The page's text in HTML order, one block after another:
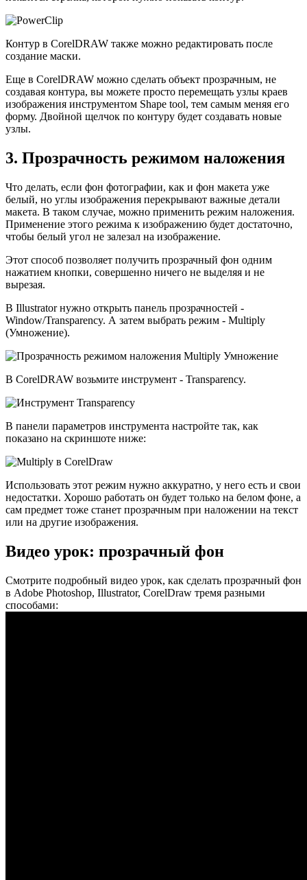
Контур в CorelDRAW также можно редактировать после
создание маски.
Еще в CorelDRAW можно сделать объект прозрачным, не
создавая контура, вы можете просто перемещать узлы краев
изображения инструментом Shape tool, тем самым меняя его
форму. Двойной щелчок по контуру будет создавать новые
узлы.
3. Прозрачность режимом наложения
Что делать, если фон фотографии, как и фон макета уже
белый, но углы изображения перекрывают важные детали
макета. В таком случае, можно применить режим наложения.
Применение этого режима к изображению будет достаточно,
чтобы белый угол не залезал на изображение.
Этот способ позволяет получить прозрачный фон одним
нажатием кнопки, совершенно ничего не выделяя и не
вырезая.
В Illustrator нужно открыть панель прозрачностей -
Window/Transparency. А затем выбрать режим - Multiply
(Умножение).
В CorelDRAW возьмите инструмент - Transparency.
В панели параметров инструмента настройте так, как
показано на скриншоте ниже:
Использовать этот режим нужно аккуратно, у него есть и свои
недостатки. Хорошо работать он будет только на белом фоне, а
сам предмет тоже станет прозрачным при наложении на текст
или на другие изображения.
Видео урок: прозрачный фон
Смотрите подробный видео урок, как сделать прозрачный фон
в Adobe Photoshop, Illustrator, CorelDraw тремя разными
способами: